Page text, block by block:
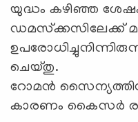
യുദ്ധം കഴിഞ്ഞ
ഡമസ്‌ക്കസിലേക്ക്
ചെയ്തു.
റോമന്‍
കാരണം കൈസര്‍